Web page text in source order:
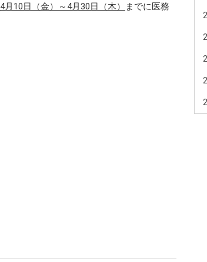
4月10日（金）～4月30日（木）
までに医務